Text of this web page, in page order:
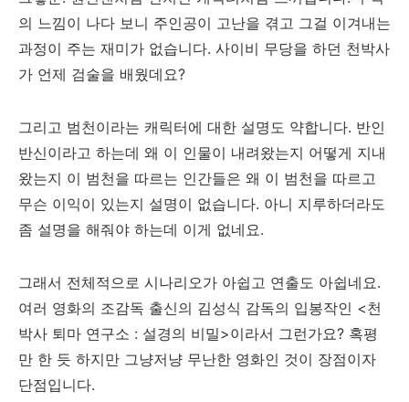
의 느낌이 나다 보니 주인공이 고난을 겪고 그걸 이겨내는
과정이 주는 재미가 없습니다. 사이비 무당을 하던 천박사
가 언제 검술을 배웠데요?
그리고 범천이라는 캐릭터에 대한 설명도 약합니다. 반인
반신이라고 하는데 왜 이 인물이 내려왔는지 어떻게 지내
왔는지 이 범천을 따르는 인간들은 왜 이 범천을 따르고
무슨 이익이 있는지 설명이 없습니다. 아니 지루하더라도
좀 설명을 해줘야 하는데 이게 없네요.
그래서 전체적으로 시나리오가 아쉽고 연출도 아쉽네요.
여러 영화의 조감독 출신의 김성식 감독의 입봉작인 <천
박사 퇴마 연구소 : 설경의 비밀>이라서 그런가요? 혹평
만 한 듯 하지만 그냥저냥 무난한 영화인 것이 장점이자
단점입니다.